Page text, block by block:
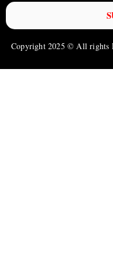
Copyright 2025 © All rights